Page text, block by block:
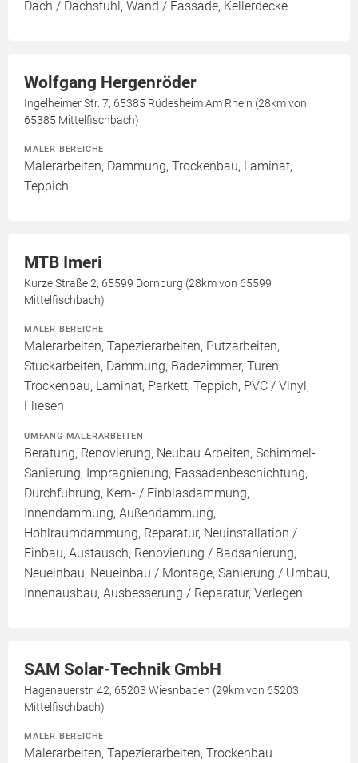
Dach / Dachstuhl, Wand / Fassade, Kellerdecke
Wolfgang Hergenröder
Ingelheimer Str. 7, 65385 Rüdesheim Am Rhein (28km von
65385 Mittelfischbach)
MALER BEREICHE
Malerarbeiten, Dämmung, Trockenbau, Laminat,
Teppich
MTB Imeri
Kurze Straße 2, 65599 Dornburg (28km von 65599
Mittelfischbach)
MALER BEREICHE
Malerarbeiten, Tapezierarbeiten, Putzarbeiten,
Stuckarbeiten, Dämmung, Badezimmer, Türen,
Trockenbau, Laminat, Parkett, Teppich, PVC / Vinyl,
Fliesen
UMFANG MALERARBEITEN
Beratung, Renovierung, Neubau Arbeiten, Schimmel-
Sanierung, Imprägnierung, Fassadenbeschichtung,
Durchführung, Kern- / Einblasdämmung,
Innendämmung, Außendämmung,
Hohlraumdämmung, Reparatur, Neuinstallation /
Einbau, Austausch, Renovierung / Badsanierung,
Neueinbau, Neueinbau / Montage, Sanierung / Umbau,
Innenausbau, Ausbesserung / Reparatur, Verlegen
SAM Solar-Technik GmbH
Hagenauerstr. 42, 65203 Wiesnbaden (29km von 65203
Mittelfischbach)
MALER BEREICHE
Malerarbeiten, Tapezierarbeiten, Trockenbau